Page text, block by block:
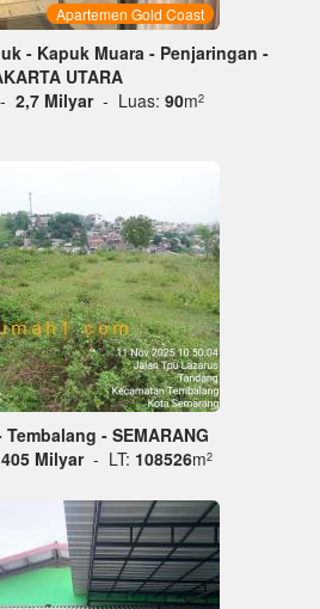
Apartemen Gold Coast
- Kapuk Muara - Penjaringan -
UTARA
- 2,7 Milyar - Luas: 90m2
- SEMARANG
Milyar - LT: 108526m2